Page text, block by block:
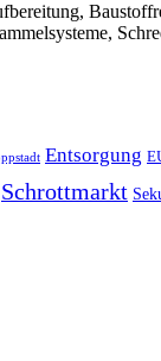
Entsorgung
Schrottmarkt